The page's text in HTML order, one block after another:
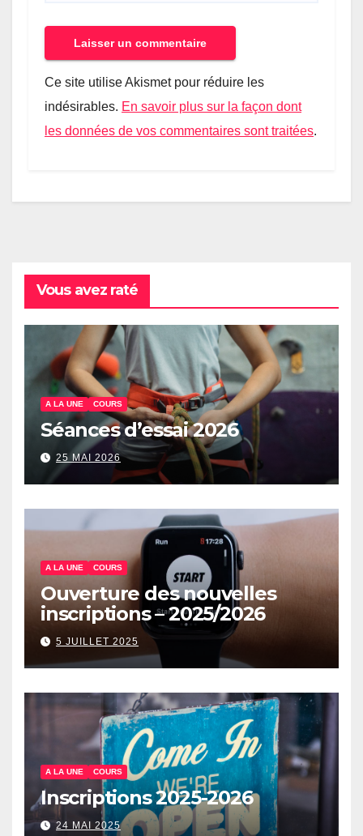
Ce site utilise Akismet pour réduire les
indésirables. En savoir plus sur la façon dont
les données de vos commentaires sont traitées.
Vous avez raté
A LA UNE COURS
Séances d’essai 2026
25 MAI 2026
A LA UNE COURS
Ouverture des nouvelles
inscriptions – 2025/2026
5 JUILLET 2025
A LA UNE COURS
Inscriptions 2025-2026
24 MAI 2025